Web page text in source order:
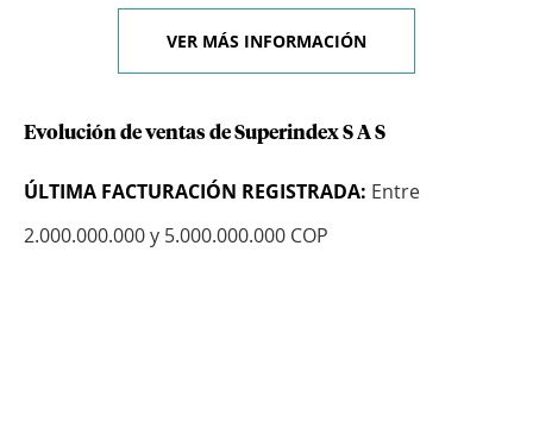
VER MÁS INFORMACIÓN
Evolución de ventas de Superindex S A S
ÚLTIMA FACTURACIÓN REGISTRADA: Entre
2.000.000.000 y 5.000.000.000 COP